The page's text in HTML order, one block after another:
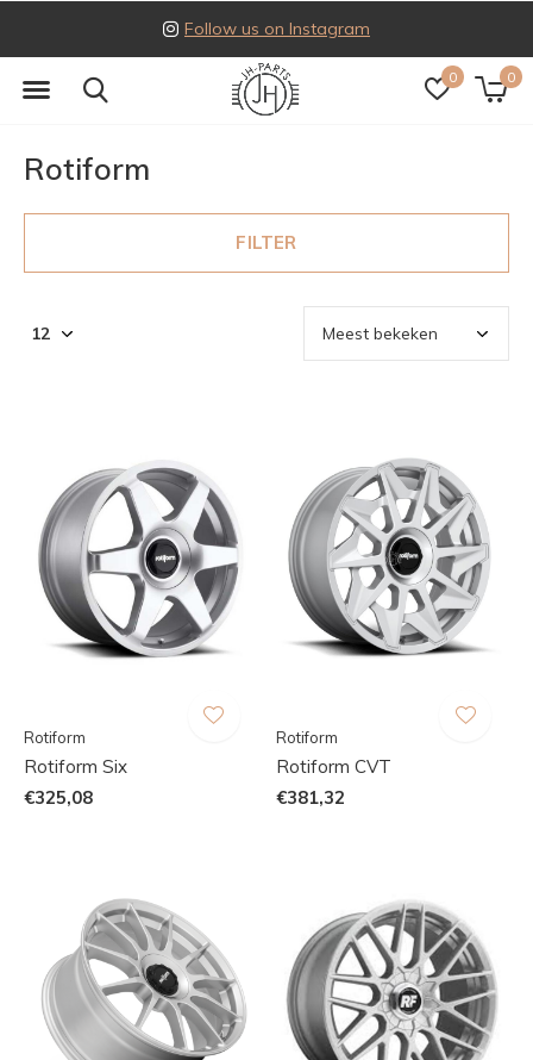
0 0
Follow us on Instagram
Rotiform
FILTER
Rotiform
Rotiform Six
€325,08
Rotiform
Rotiform CVT
€381,32